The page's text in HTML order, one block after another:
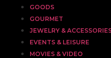
GOODS
GOURMET
JEWELRY &
EVENTS & LEISURE
MOVIES & VIDEO